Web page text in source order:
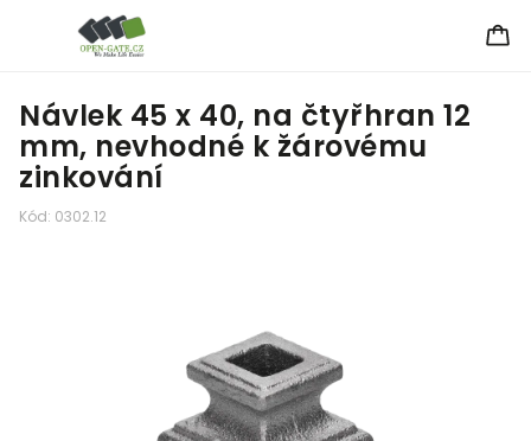
Návlek 45 x 40, na čtyřhran 12
mm, nevhodné k žárovému
zinkování
Kód: 0302.12